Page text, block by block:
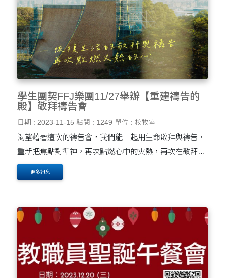
學生團契FFJ樂團11/27舉辦【重建禱告的
殿】敬拜禱告會
日期 : 2023-11-15 點閱 : 1249 單位 : 校牧室
渴望藉著這次的禱告會，我們能一起用生命敬拜與禱告，
重新把焦點對準神，再次點燃心中的火熱，再次在敬拜禱
告中經歷到神的真實，並讓這個真實成為我們生命中的見
證。
更多訊息